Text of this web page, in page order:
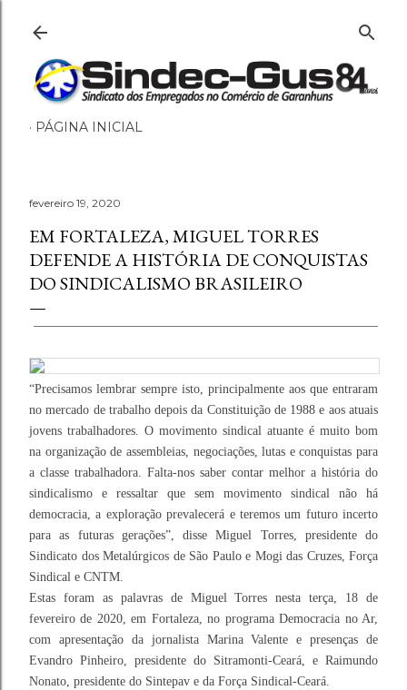
PÁGINA INICIAL
fevereiro 19, 2020
EM FORTALEZA, MIGUEL TORRES
DEFENDE A HISTÓRIA DE CONQUISTAS
DO SINDICALISMO BRASILEIRO
“Precisamos lembrar sempre isto, principalmente aos que entraram
no mercado de trabalho depois da Constituição de 1988 e aos atuais
jovens trabalhadores. O movimento sindical atuante é muito bom
na organização de assembleias, negociações, lutas e conquistas para
a classe trabalhadora. Falta-nos saber contar melhor a história do
sindicalismo e ressaltar que sem movimento sindical não há
democracia, a exploração prevalecerá e teremos um futuro incerto
para as futuras gerações”, disseMiguel Torres, presidente do
Sindicato dos Metalúrgicos de São Paulo e Mogi das Cruzes, Força
Sindical e CNTM.
Estas foram as palavras de Miguel Torres nesta terça, 18 de
fevereiro de 2020, em Fortaleza, no programa Democracia no Ar,
com apresentação da jornalista Marina Valente e presenças de
Evandro Pinheiro, presidente do Sitramonti-Ceará, e Raimundo
Nonato, presidente do Sintepav e da Força Sindical-Ceará.